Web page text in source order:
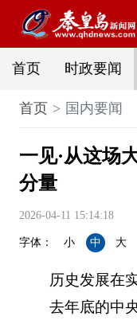
首页 时政要闻
首页 国内要闻
一见·从这场
分量
2026-04-11 15:14:18
字体： 小 中 大
历史发展在
去年底的中